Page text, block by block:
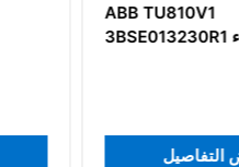
ABB TU810V1
3BSE013230R1 وحدة إنهاء
عرض التفاصيل